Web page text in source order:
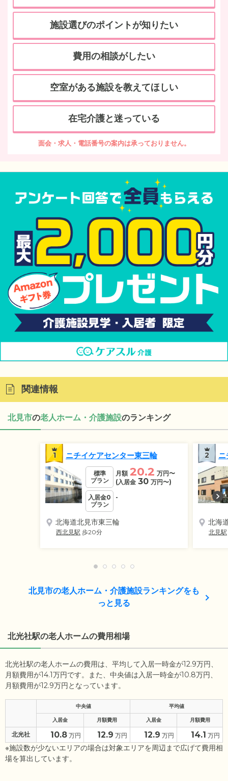
施設選びのポイントが知りたい
費用の相談がしたい
空室がある施設を教えてほしい
在宅介護と迷っている
面会・求人・電話番号の案内は承っておりません。
関連情報
北見市の老人ホーム・介護施設のランキング
1 ニチイケアセンター東三輪
標準
プラン
月額 20.2 万円〜
(入居金 30 万円〜)
入居金0
プラン
-
北海道北見市東三輪
西北見駅 歩20分
2
北海
北見駅
北見市の老人ホーム・介護施設ランキングをも
っと見る
北光社駅の老人ホームの費用相場
北光社駅の老人ホームの費用は、平均して入居一時金が12.9万円、
月額費用が14.1万円です。また、中央値は入居一時金が10.8万円、
月額費用が12.9万円となっています。
中央値 平均値
入居金 月額費用 入居金 月額費用
北光社 10.8 万円 12.9 万円 12.9 万円 14.1 万円
※施設数が少ないエリアの場合は対象エリアを周辺まで広げて費用相
場を算出しています。